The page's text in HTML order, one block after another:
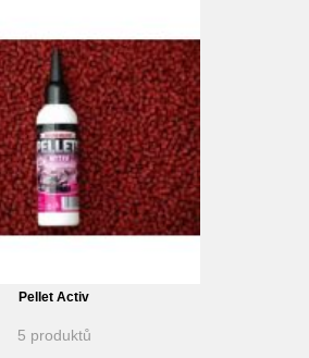
Pellet Activ
5 produktů